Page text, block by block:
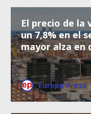
El precio de la
un 7,8% en el
mayor alza en
Europa Press ·